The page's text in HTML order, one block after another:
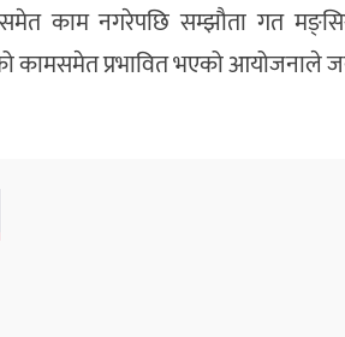
काम नगरेपछि सम्झौता गत
कामसमेत प्रभावित भएको आयोजनाले